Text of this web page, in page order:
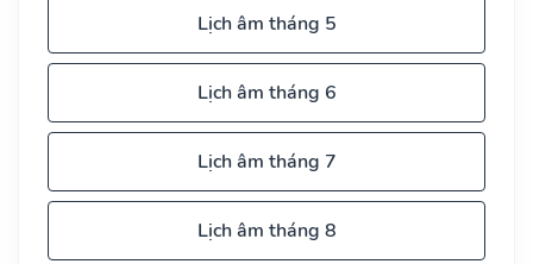
Lịch âm tháng 5
Lịch âm tháng 6
Lịch âm tháng 7
Lịch âm tháng 8